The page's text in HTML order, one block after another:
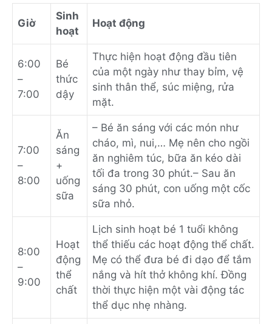
Giờ
Sinh
hoạt
Hoạt động
6:00
–
7:00
Bé
thức
dậy
Thực hiện hoạt động đầu tiên
của một ngày như thay bỉm, vệ
sinh thân thể, súc miệng, rửa
mặt.
7:00
–
8:00
Ăn
sáng
+
uống
sữa
– Bé ăn sáng với các món như
cháo, mì, nui,… Mẹ nên cho ngồi
ăn nghiêm túc, bữa ăn kéo dài
tối đa trong 30 phút.– Sau ăn
sáng 30 phút, con uống một cốc
sữa nhỏ.
8:00
–
9:00
Hoạt
động
thể
chất
Lịch sinh hoạt bé 1 tuổi không
thể thiếu các hoạt động thể chất.
Mẹ có thể đưa bé đi dạo để tắm
nắng và hít thở không khí. Đồng
thời thực hiện một vài động tác
thể dục nhẹ nhàng.